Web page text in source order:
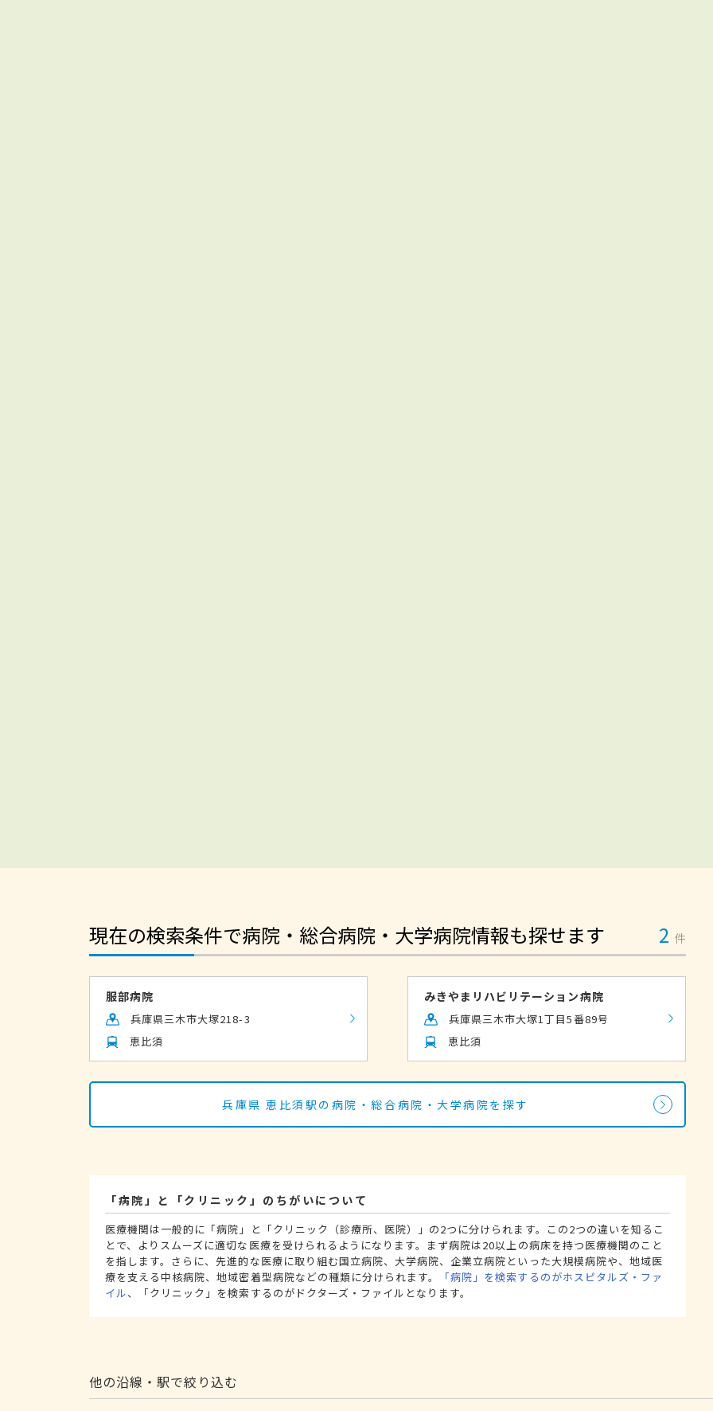
現在の検索条件で病院・総合病院・大学病院情報も探せます 2 件
服部病院
兵庫県三木市大塚218-3
恵比須
みきやまリハビリテーション病院
兵庫県三木市大塚1丁目5番89号
恵比須
兵庫県 恵比須駅の病院・総合病院・大学病院を探す
「病院」と「クリニック」のちがいについて
医療機関は一般的に「病院」と「クリニック（診療所、医院）」の2つに分けられます。この2つの違いを知るこ
とで、よりスムーズに適切な医療を受けられるようになります。まず病院は20以上の病床を持つ医療機関のこと
を指します。さらに、先進的な医療に取り組む国立病院、大学病院、企業立病院といった大規模病院や、地域医
療を支える中核病院、地域密着型病院などの種類に分けられます。
「病院」を検索するのがホスピタルズ・ファ
イル、「クリニック」を検索するのがドクターズ・ファイルとなります。
他の沿線・駅で絞り込む